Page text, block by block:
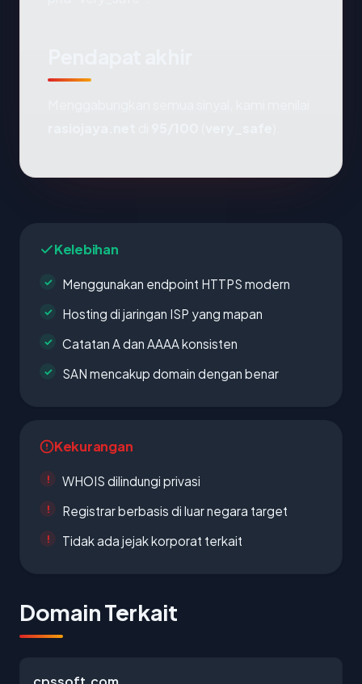
Kelebihan
Menggunakan endpoint HTTPS modern
Hosting di jaringan ISP yang mapan
Catatan A dan AAAA konsisten
SAN mencakup domain dengan benar
Kekurangan
WHOIS dilindungi privasi
Registrar berbasis di luar negara target
Tidak ada jejak korporat terkait
Domain Terkait